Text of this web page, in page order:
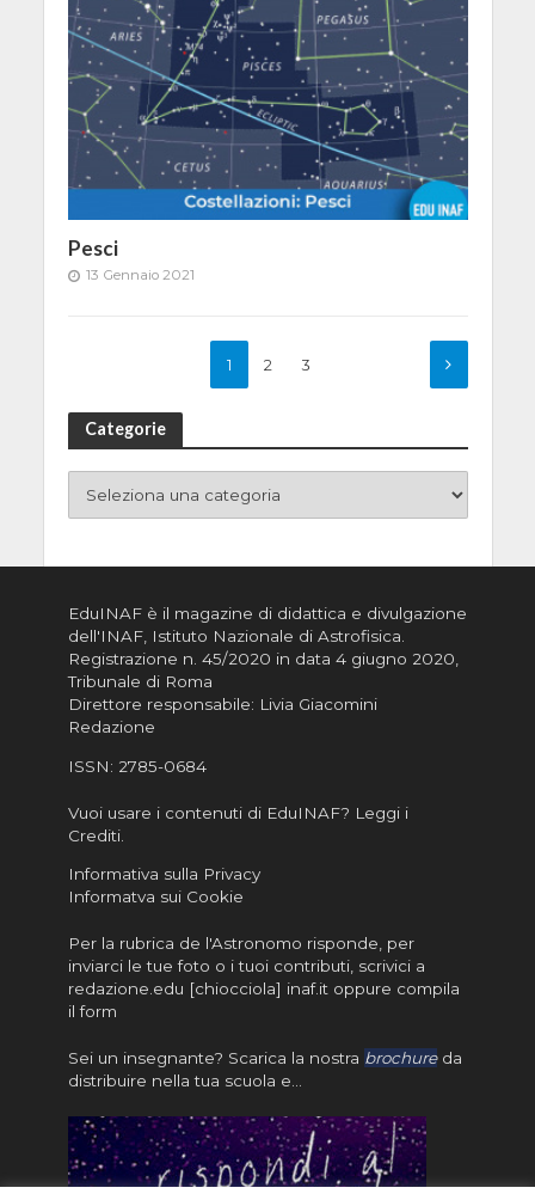
Pesci
13 Gennaio 2021
1 2 3
Categorie
EduINAF è il magazine di didattica e divulgazione
dell'INAF, Istituto Nazionale di Astrofisica
Registrazione n. 45/2020 in data 4 giugno 2020,
Tribunale di Roma
Direttore responsabile: Livia Giacomini
Redazione
ISSN: 2785-0684
Vuoi usare i contenuti di EduINAF? Leggi i
Crediti.
Informativa sulla Privacy
Informatva sui Cookie
Per la rubrica de l'Astronomo risponde, per
inviarci le tue foto o i tuoi contributi, scrivici a
redazione.edu [chiocciola] inaf.it oppure compila
il form
Sei un insegnante? Scarica la nostra brochureda
distribuire nella tua scuola e…